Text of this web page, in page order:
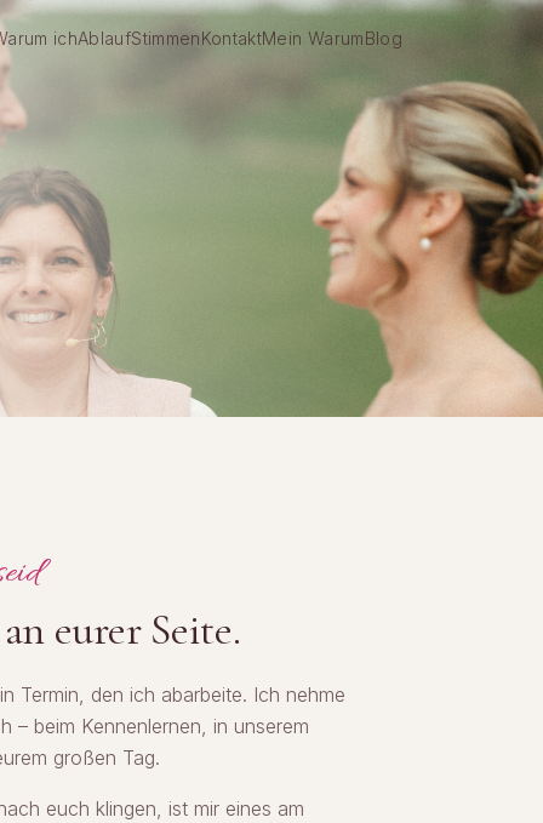
ichAblaufStimmenKontaktMein WarumBlog
eurer Seite.
Termin, den ich abarbeite. Ich nehme
– beim Kennenlernen, in unserem
großen Tag.
euch klingen, ist mir eines am